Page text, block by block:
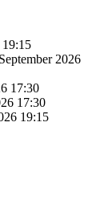
2026
17:30
17:30
19:15